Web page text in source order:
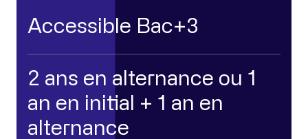
Accessible Bac+3
2 ans en alternance ou 1
an en initial + 1 an en
alternance